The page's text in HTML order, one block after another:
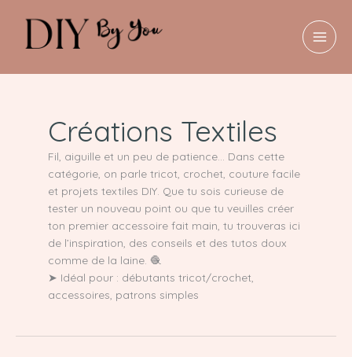
Créations Textiles
Fil, aiguille et un peu de patience… Dans cette
catégorie, on parle tricot, crochet, couture facile
et projets textiles DIY. Que tu sois curieuse de
tester un nouveau point ou que tu veuilles créer
ton premier accessoire fait main, tu trouveras ici
de l’inspiration, des conseils et des tutos doux
comme de la laine. 🧶
➤ Idéal pour : débutants tricot/crochet,
accessoires, patrons simples